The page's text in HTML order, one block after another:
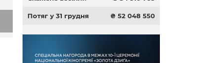
Потяг у 31 грудня ₴ 52 048 550